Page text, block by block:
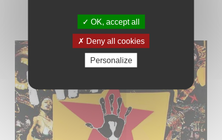
OK, accept all
Deny all cookies
Personalize